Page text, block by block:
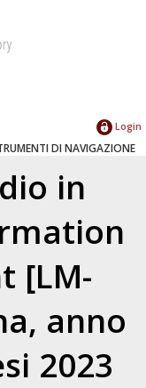
Login
DI NAVIGAZIONE
in
[LM-
anno
2023